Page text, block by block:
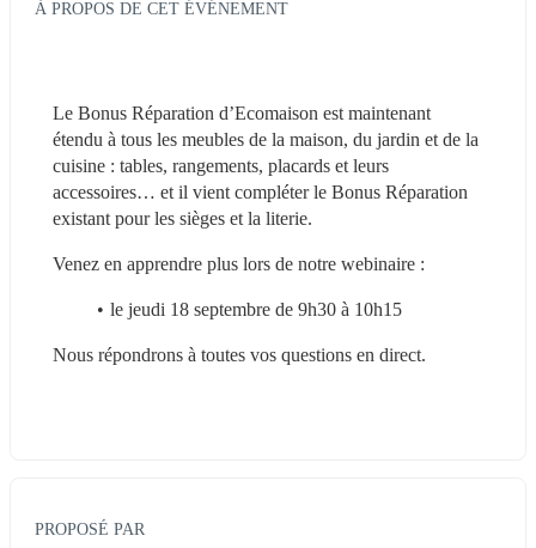
À PROPOS DE CET ÉVÉNEMENT
Le Bonus Réparation d’Ecomaison est maintenant
étendu à tous les meubles de la maison, du jardin et de la
cuisine : tables, rangements, placards et leurs
accessoires… et il vient compléter le Bonus Réparation
existant pour les sièges et la literie.
Venez en apprendre plus lors de notre webinaire :
le jeudi 18 septembre de 9h30 à 10h15
Nous répondrons à toutes vos questions en direct.
PROPOSÉ PAR